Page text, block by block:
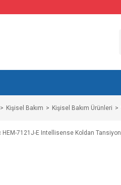
Kişisel Bakım Kişisel Bakım Ürünleri